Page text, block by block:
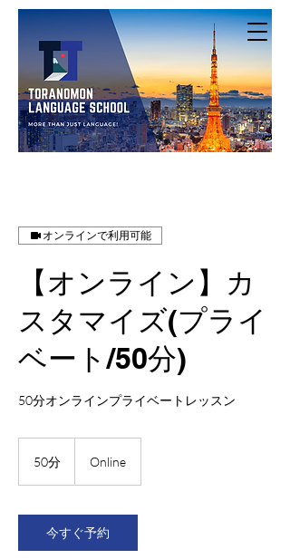
オンラインで利用可能
【オンライン】カ
スタマイズ(プライ
ベート/50分)
50分オンラインプライベートレッスン
50分 Online
今すぐ予約